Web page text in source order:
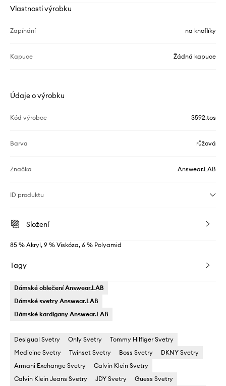
Vlastnosti výrobku
Zapínání na knoflíky
Kapuce Žádná kapuce
Údaje o výrobku
Kód výrobce 3592.tos
Barva růžová
Značka Answear.LAB
ID produktu
Složení
85 % Akryl, 9 % Viskóza, 6 % Polyamid
Tagy
Dámské oblečení Answear.LAB
Dámské svetry Answear.LAB
Dámské kardigany Answear.LAB
Desigual Svetry Only Svetry
Tommy Hilfiger Svetry
Medicine Svetry
Twinset Svetry Boss Svetry
DKNY Svetry
Armani Exchange Svetry
Calvin Klein Svetry
Calvin Klein Jeans Svetry
JDY Svetry Guess Svetry